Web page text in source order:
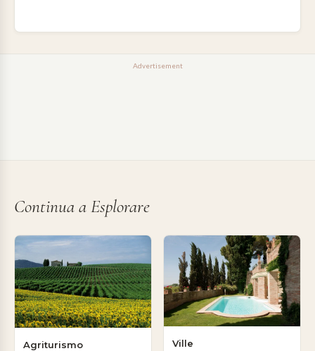
Advertisement
Continua a Esplorare
Agriturismo Ville